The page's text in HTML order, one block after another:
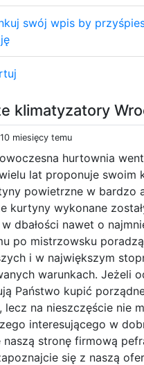
klimatyzatory
miesięcy temu
hurtownia
lat proponuje swoim
powietrzne w bardzo
kurtyny wykonane
w dbałości nawet o
po mistrzowsku
i w największym
warunkach. Jeżeli
Państwo kupić
lecz na nieszczęście nie
interesującego w
stronę firmową
się z naszą
swój wpis by